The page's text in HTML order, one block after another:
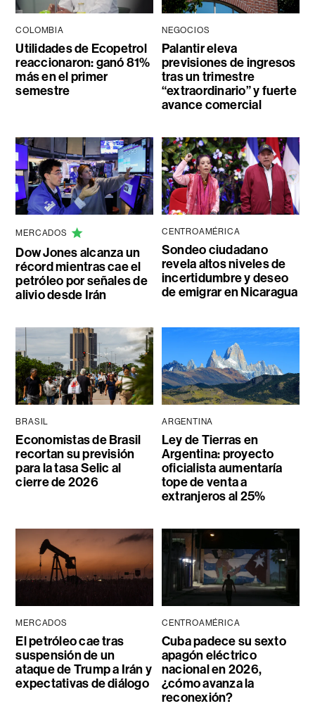
COLOMBIA
Utilidades de Ecopetrol
reaccionaron: ganó 81%
más en el primer
semestre
NEGOCIOS
Palantir eleva
previsiones de ingresos
tras un trimestre
“extraordinario” y fuerte
avance comercial
MERCADOS
Dow Jones alcanza un
récord mientras cae el
petróleo por señales de
alivio desde Irán
CENTROAMÉRICA
Sondeo ciudadano
revela altos niveles de
incertidumbre y deseo
de emigrar en Nicaragua
BRASIL
Economistas de Brasil
recortan su previsión
para la tasa Selic al
cierre de 2026
ARGENTINA
Ley de Tierras en
Argentina: proyecto
oficialista aumentaría
tope de venta a
extranjeros al 25%
MERCADOS
El petróleo cae tras
suspensión de un
ataque de Trump a Irán y
expectativas de diálogo
CENTROAMÉRICA
Cuba padece su sexto
apagón eléctrico
nacional en 2026,
¿cómo avanza la
reconexión?